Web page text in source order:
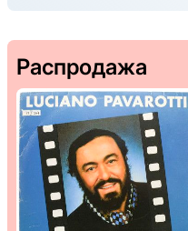
Распродажа